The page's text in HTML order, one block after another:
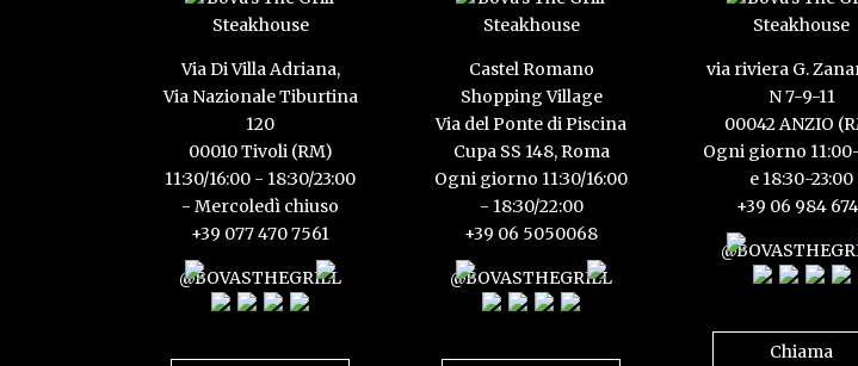
Via Di Villa Adriana,
Via Nazionale Tiburtina
120
00010 Tivoli (RM)
11:30/16:00 - 18:30/23:00
- Mercoledì chiuso
+39 077 470 7561
@BOVASTHEGRILL
Castel Romano
Shopping Village
Via del Ponte di Piscina
Cupa SS 148, Roma
Ogni giorno 11:30/16:00
- 18:30/22:00
+39 06 5050068
@BOVASTHEGRILL
via riviera G.
N 7-9-11
00042 ANZIO
Ogni giorno
e 18:30-23:00
+39 06 984
Chiama